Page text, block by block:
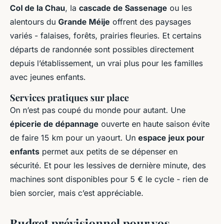
Col de la Chau, la cascade de Sassenage ou les
alentours du Grande Méije offrent des paysages
variés - falaises, forêts, prairies fleuries. Et certains
départs de randonnée sont possibles directement
depuis l’établissement, un vrai plus pour les familles
avec jeunes enfants.
Services pratiques sur place
On n’est pas coupé du monde pour autant. Une
épicerie de dépannage ouverte en haute saison évite
de faire 15 km pour un yaourt. Un espace jeux pour
enfants permet aux petits de se dépenser en
sécurité. Et pour les lessives de dernière minute, des
machines sont disponibles pour 5 € le cycle - rien de
bien sorcier, mais c’est appréciable.